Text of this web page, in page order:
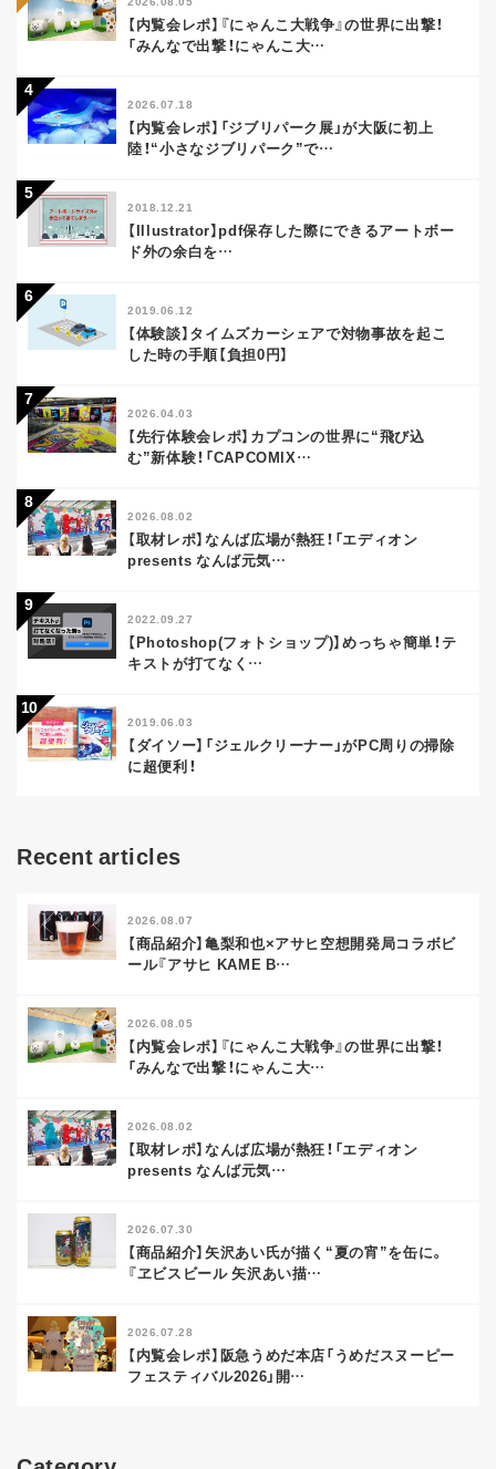
【内覧会レポ】『にゃんこ大戦争』の世界に出撃！
「みんなで出撃！にゃんこ大…
2026.07.18
【内覧会レポ】「ジブリパーク展」が大阪に初上
陸！“小さなジブリパーク”で…
2018.12.21
【Illustrator】pdf保存した際にできるアートボー
ド外の余白を…
2019.06.12
【体験談】タイムズカーシェアで対物事故を起こ
した時の手順【負担0円】
2026.04.03
【先行体験会レポ】カプコンの世界に“飛び込
む”新体験！「CAPCOMIX…
2026.08.02
【取材レポ】なんば広場が熱狂！「エディオン
presents なんば元気…
2022.09.27
【Photoshop(フォトショップ)】めっちゃ簡単！テ
キストが打てなく …
2019.06.03
【ダイソー】「ジェルクリーナー」がPC周りの掃除
に超便利！
Recent articles
2026.08.07
【商品紹介】亀梨和也×アサヒ空想開発局コラボビ
ール『アサヒ KAME B…
2026.08.05
【内覧会レポ】『にゃんこ大戦争』の世界に出撃！
「みんなで出撃！にゃんこ大…
2026.08.02
【取材レポ】なんば広場が熱狂！「エディオン
presents なんば元気…
2026.07.30
【商品紹介】矢沢あい氏が描く“夏の宵”を缶に。
『ヱビスビール 矢沢あい描…
2026.07.28
【内覧会レポ】阪急うめだ本店「うめだスヌーピー
フェスティバル2026」開…